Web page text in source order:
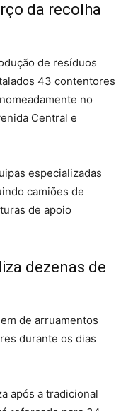
da recolha
de resíduos
43 contentores
no
Central e
especializadas
camiões de
de apoio
dezenas de
de arruamentos
durante os dias
após a tradicional